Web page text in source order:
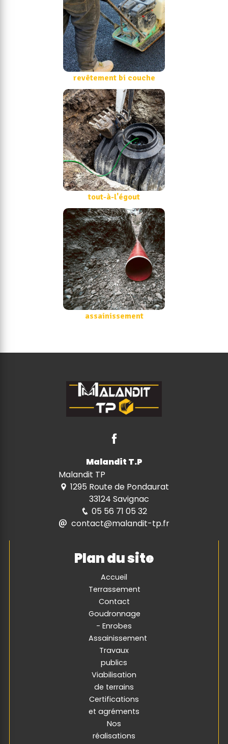
revêtement bi couche
tout-à-l'égout
assainissement
Malandit T.P
Malandit TP
1295 Route de Pondaurat
33124 Savignac
05 56 71 05 32
contact@malandit-tp.fr
Plan du site
Accueil
Terrassement
Contact
Goudronnage
- Enrobes
Assainissement
Travaux
publics
Viabilisation
de terrains
Certifications
et agréments
Nos
réalisations